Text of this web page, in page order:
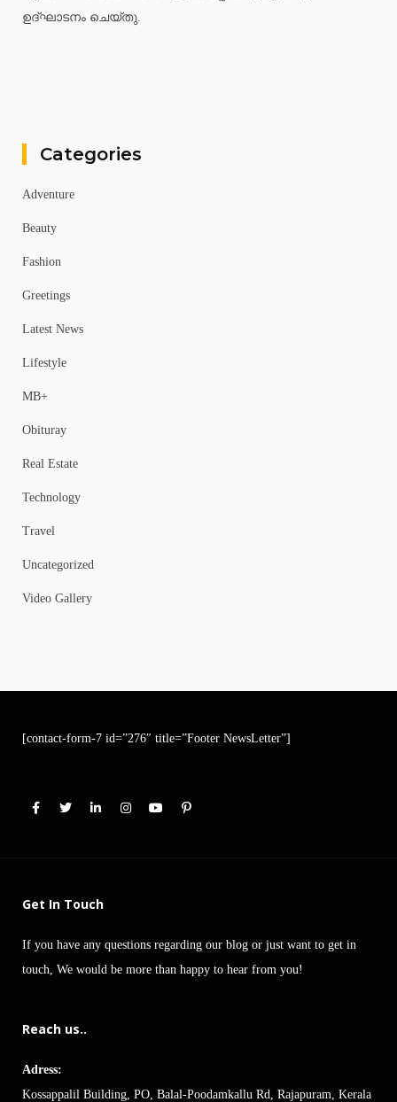
ഉദ്ഘാടനം ചെയ്തു.
Categories
Adventure
Beauty
Fashion
Greetings
Latest News
Lifestyle
MB+
Obituray
Real Estate
Technology
Travel
Uncategorized
Video Gallery
[contact-form-7 id=”276″ title=”Footer NewsLetter”]
Get In Touch
If you have any questions regarding our blog or just want to get in
touch, We would be more than happy to hear from you!
Reach us..
Adress:
Kossappalil Building, PO, Balal-Poodamkallu Rd, Rajapuram, Kerala